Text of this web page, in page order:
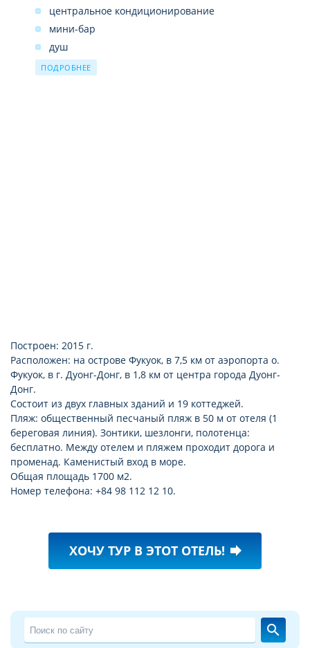
центральное кондиционирование
мини-бар
душ
фен
ПОДРОБНЕЕ
Построен: 2015 г.
Расположен: на острове Фукуок, в 7,5 км от аэропорта о.
Фукуок, в г. Дуонг-Донг, в 1,8 км от центра города Дуонг-
Донг.
Состоит из двух главных зданий и 19 коттеджей.
Пляж: общественный песчаный пляж в 50 м от отеля (1
береговая линия). Зонтики, шезлонги, полотенца:
бесплатно. Между отелем и пляжем проходит дорога и
променад. Каменистый вход в море.
Общая площадь 1700 м2.
Номер телефона: +84 98 112 12 10.
ХОЧУ ТУР В ЭТОТ ОТЕЛЬ! forward
search